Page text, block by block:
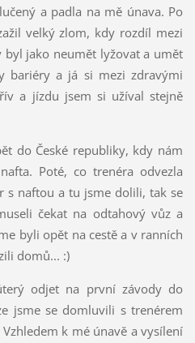
a padla na mě únava. Po
velký zlom, kdy rozdíl mezi
jako neumět lyžovat a umět
bariéry a já si mezi zdravými
a jízdu jsem si užíval stejně
do České republiky, kdy nám
Poté, co trenéra odvezla
s naftou a tu jsme dolili, tak se
čekat na odtahový vůz a
byli opět na cestě a v ranních
domů... :)
odjet na první závody do
jsme se domluvili s trenérem
k mé únavě a vysílení